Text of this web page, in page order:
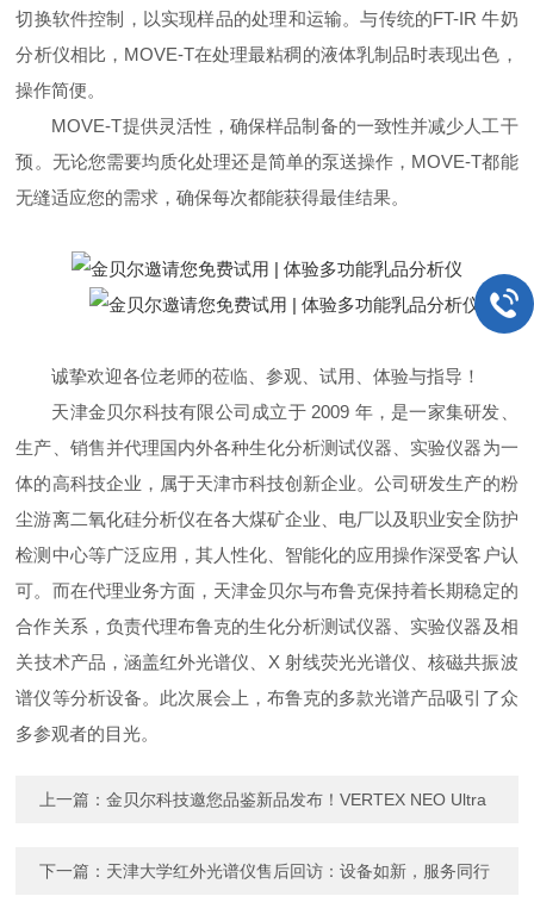
切换软件控制，以实现样品的处理和运输。与传统的FT-IR 牛奶
分析仪相比，MOVE-T在处理最粘稠的液体乳制品时表现出色，
操作简便。
MOVE-T提供灵活性，确保样品制备的一致性并减少人工干
预。无论您需要均质化处理还是简单的泵送操作，MOVE-T都能
无缝适应您的需求，确保每次都能获得最佳结果。
诚挚欢迎各位老师的莅临、参观、试用、体验与指导！
天津金贝尔科技有限公司成立于 2009 年，是一家集研发、
生产、销售并代理国内外各种生化分析测试仪器、实验仪器为一
体的高科技企业，属于天津市科技创新企业。公司研发生产的粉
尘游离二氧化硅分析仪在各大煤矿企业、电厂以及职业安全防护
检测中心等广泛应用，其人性化、智能化的应用操作深受客户认
可。而在代理业务方面，天津金贝尔与布鲁克保持着长期稳定的
合作关系，负责代理布鲁克的生化分析测试仪器、实验仪器及相
关技术产品，涵盖红外光谱仪、X 射线荧光光谱仪、核磁共振波
谱仪等分析设备。此次展会上，布鲁克的多款光谱产品吸引了众
多参观者的目光。
上一篇：金贝尔科技邀您品鉴新品发布！VERTEX NEO Ultra
下一篇： ​天津大学红外光谱仪售后回访：设备如新，服务同行